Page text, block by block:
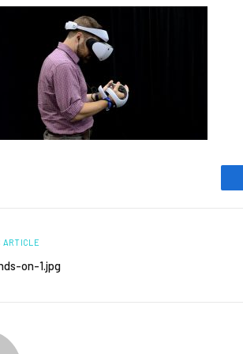
ARTICLE
on-1.jpg